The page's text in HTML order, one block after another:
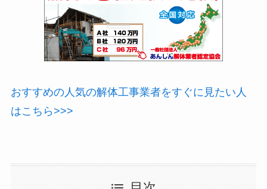
おすすめの人気の解体工事業者をすぐに見たい人
はこちら>>>